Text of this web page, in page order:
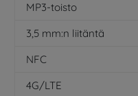
MP3-toisto
3,5 mm:n liitäntä
NFC
4G/LTE